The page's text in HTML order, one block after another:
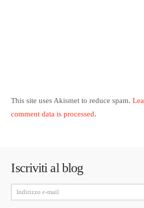
This site uses Akismet to reduce spam.
comment data is processed.
Iscriviti al blog
Indirizzo
e-